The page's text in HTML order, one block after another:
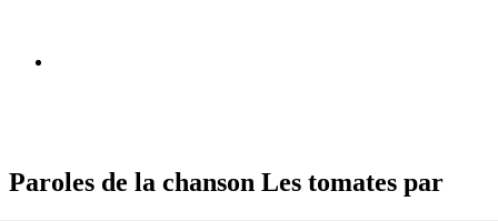
Paroles de la chanson Les tomates par